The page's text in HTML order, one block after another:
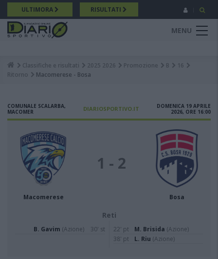
Salta
al
contenuto
principale
ULTIMORA RISULTATI
MENU
Breadcrumb
Classifiche e risultati 2025 2026 Promozione B
16
Ritorno
Macomerese - Bosa
COMUNALE SCALARBA,
MACOMER
DIARIOSPORTIVO.IT
DOMENICA 19 APRILE
2026, ORE 16:00
Macomerese
1 - 2
Bosa
Reti
B. Gavim (Azione) 30' st 22' pt M. Brisida (Azione)
38' pt
L. Riu (Azione)